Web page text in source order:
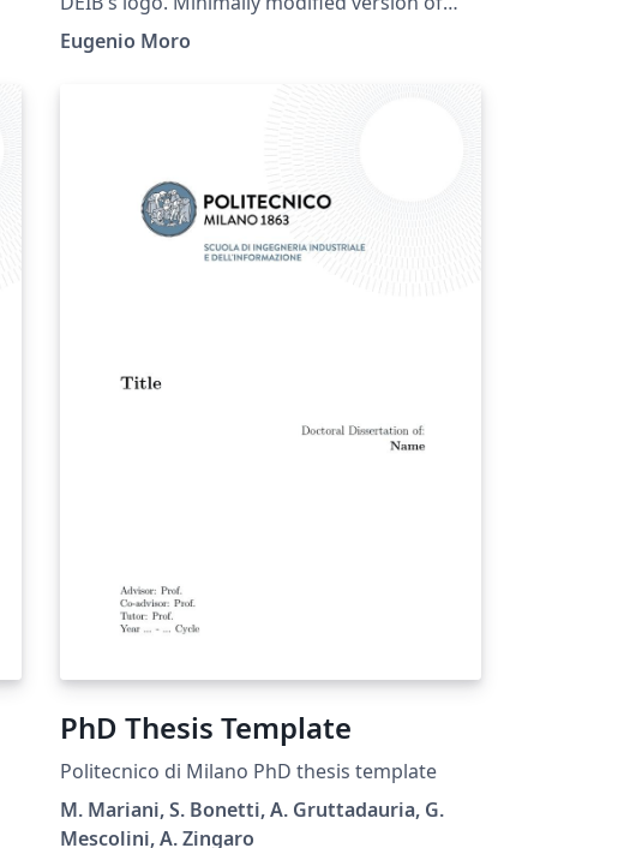
Polimi's Master Thesis Template
Eugenio Moro
PhD Thesis Template
Politecnico di Milano PhD thesis template
M. Mariani, S. Bonetti, A. Gruttadauria, G.
Mescolini, A. Zingaro